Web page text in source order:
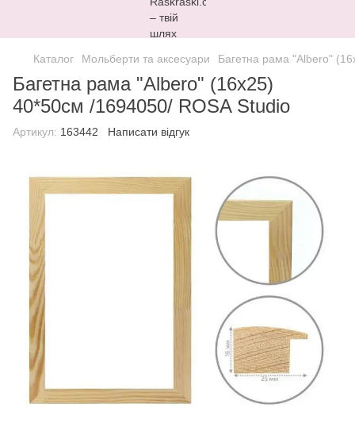
Каталог Мольберти та аксесуари Багетна рама "Albero"
Багетна рама "Albero" (16х25)
40*50см /1694050/ ROSA Studio
Артикул: 163442 Написати відгук